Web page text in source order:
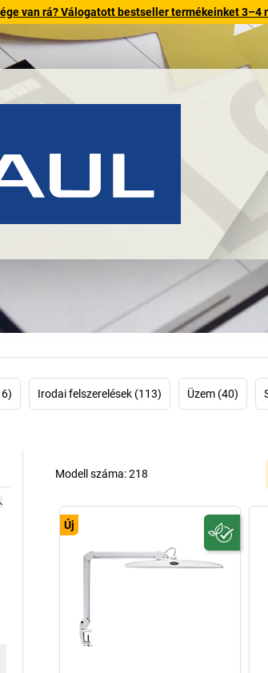
van rá? Válogatott bestseller termékeinket
Irodai felszerelések (113) Üzem (40)
Modell száma:218
Új